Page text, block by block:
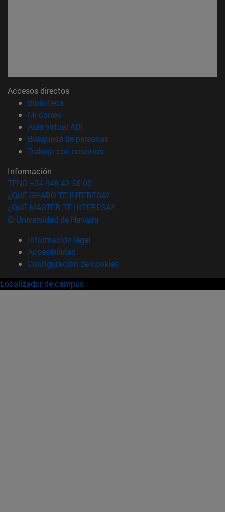
Accesos directos
Biblioteca
Mi correo(abre en nueva ventana)
Aula virtual ADI
Búsqueda de personas(abre en nueva ventana)
Trabaja con nosotros(abre en nueva ventana)
Información
TFNO +34 948 42 56 00
¿QUÉ GRADO TE INTERESA?
¿QUÉ MÁSTER TE INTERESA?
© Universidad de Navarra
Información legal
Accesibilidad
Configuración de cookies
Localizador de campus